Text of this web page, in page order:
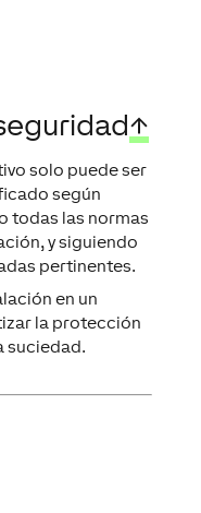
↑
solo puede ser
según
todas las normas
y siguiendo
pertinentes.
en un
la protección
suciedad.